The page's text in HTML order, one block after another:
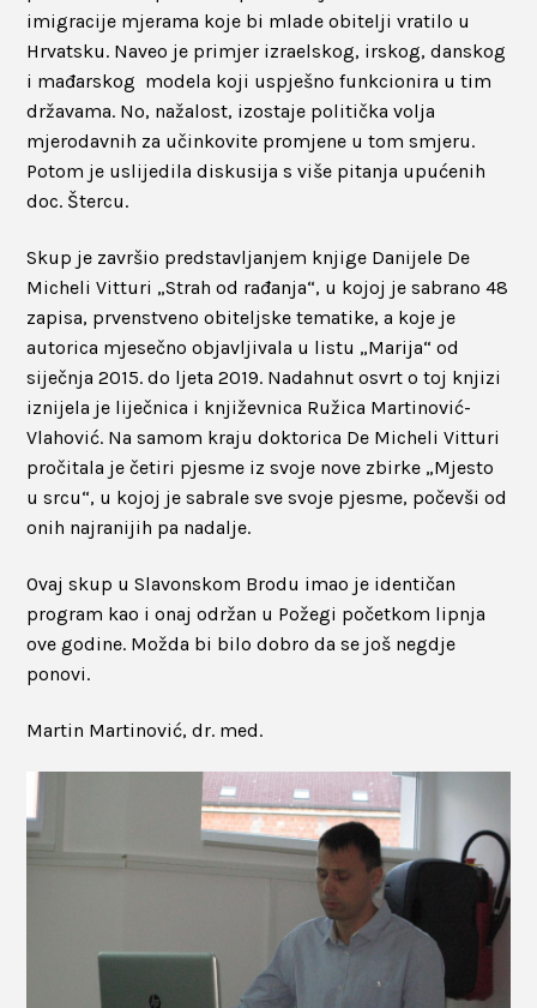
imigracije mjerama koje bi mlade obitelji vratilo u
Hrvatsku. Naveo je primjer izraelskog, irskog, danskog
i mađarskog modela koji uspješno funkcionira u tim
državama. No, nažalost, izostaje politička volja
mjerodavnih za učinkovite promjene u tom smjeru.
Potom je uslijedila diskusija s više pitanja upućenih
doc. Štercu.
Skup je završio predstavljanjem knjige Danijele De
Micheli Vitturi „Strah od rađanja“, u kojoj je sabrano 48
zapisa, prvenstveno obiteljske tematike, a koje je
autorica mjesečno objavljivala u listu „Marija“ od
siječnja 2015. do ljeta 2019. Nadahnut osvrt o toj knjizi
iznijela je liječnica i književnica Ružica Martinović-
Vlahović. Na samom kraju doktorica De Micheli Vitturi
pročitala je četiri pjesme iz svoje nove zbirke „Mjesto
u srcu“, u kojoj je sabrale sve svoje pjesme, počevši od
onih najranijih pa nadalje.
Ovaj skup u Slavonskom Brodu imao je identičan
program kao i onaj održan u Požegi početkom lipnja
ove godine. Možda bi bilo dobro da se još negdje
ponovi.
Martin Martinović, dr. med.